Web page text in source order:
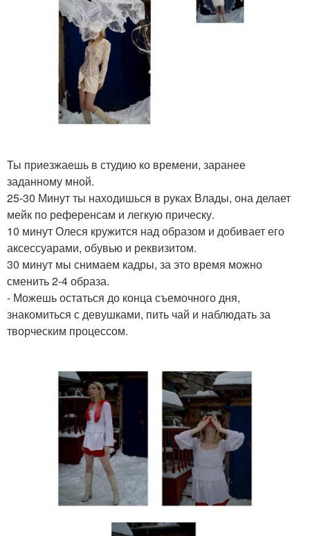
Ты приезжаешь в студию ко времени, заранее
заданному мной.
25-30 Минут ты находишься в руках Влады, она делает
мейк по референсам и легкую прическу.
10 минут Олеся кружится над образом и добивает его
аксессуарами, обувью и реквизитом.
30 минут мы снимаем кадры, за это время можно
сменить 2-4 образа.
- Можешь остаться до конца съемочного дня,
знакомиться с девушками, пить чай и наблюдать за
творческим процессом.